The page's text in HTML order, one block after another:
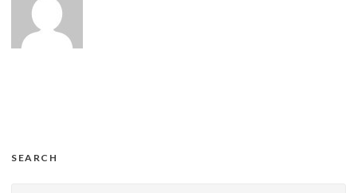
SEARCH